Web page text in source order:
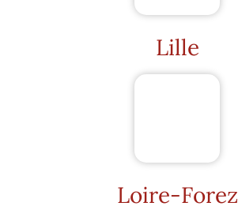
Lille
Loire-Forez